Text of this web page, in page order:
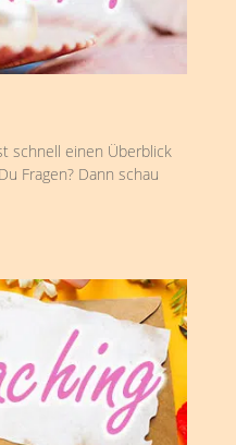
schnell einen Überblick
Fragen? Dann schau